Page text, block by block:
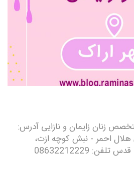
زنان زایمان و نازایی آدرس:
هلال احمر - نبش کوچه ازت،
بیمارستان فوق تخصصی قدس تلفن: 08632212229